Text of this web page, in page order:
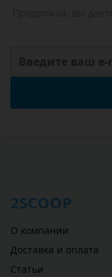
2SCOOP
О компании
Доставка и оплата
Статьи